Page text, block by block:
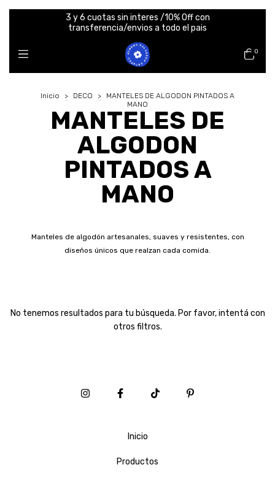
3 y 6 cuotas sin interes /10% Off con
transferencia/envios a todo el pais
0
Inicio > DECO >
MANTELES DE ALGODON PINTADOS A
MANO
MANTELES DE
ALGODON
PINTADOS A
MANO
Manteles de algodón artesanales, suaves y resistentes, con
diseños únicos que realzan cada comida.
No tenemos resultados para tu búsqueda. Por favor, intentá con
otros filtros.
Inicio
Productos